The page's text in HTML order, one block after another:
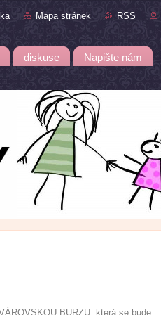
Mapa stránek RSS
diskuse Napište nám
BURZU, která se bude